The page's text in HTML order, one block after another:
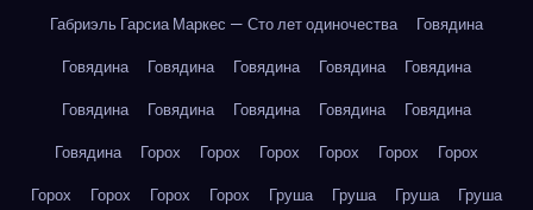
Габриэль Гарсиа Маркес — Сто лет одиночества
Говядина
Говядина
Говядина Говядина Говядина
Говядина
Говядина
Говядина Говядина Говядина
Говядина
Говядина
Горох Горох Горох Горох Горох
Горох
Горох
Горох Горох Горох Груша Груша Груша
Груша